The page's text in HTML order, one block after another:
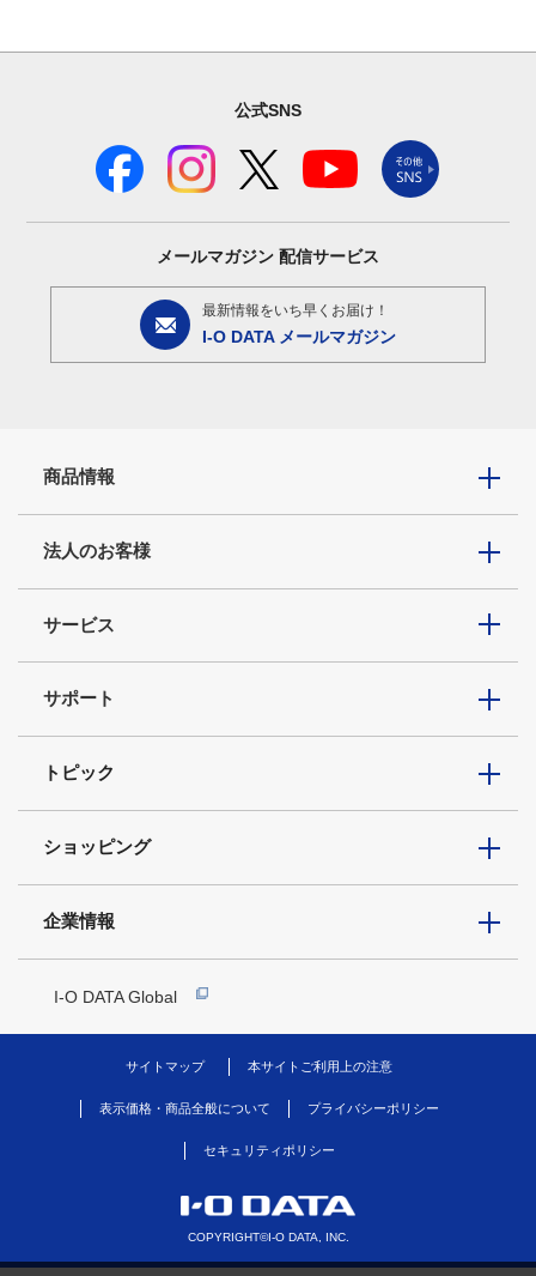
公式SNS
メールマガジン 配信サービス
最新情報をいち早くお届け！
I-O DATA メールマガジン
商品情報
法人のお客様
サービス
サポート
トピック
ショッピング
企業情報
I-O DATA Global
サイトマップ 本サイトご利用上の注意
表示価格・商品全般について プライバシーポリシー
セキュリティポリシー
COPYRIGHT©I-O DATA, INC.